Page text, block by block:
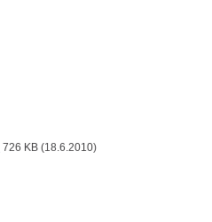
726 KB (18.6.2010)